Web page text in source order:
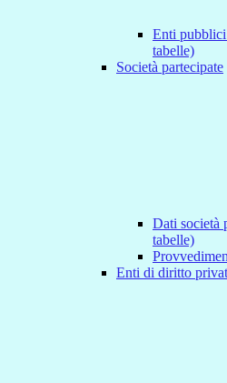
Enti
tabelle)
Società partecipate
Dati società
tabelle)
Enti di diritto